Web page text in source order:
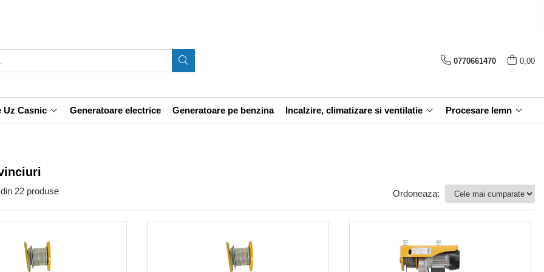
0770661470 0,00
Uz Casnic Generatoare electrice Generatoare pe benzina Incalzire, climatizare si ventilatie Procesare lemn
din 22 produse Ordoneaza: